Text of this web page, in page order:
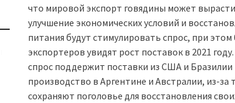
что мировой экспорт говядины может
улучшение экономических условий и
питания будут стимулировать спрос, при
экспортеров увидят рост поставок в 2021
спрос поддержит поставки из США и Бразилии
производство в Аргентине и Австралии, из-за
сохраняют поголовье для восстановления